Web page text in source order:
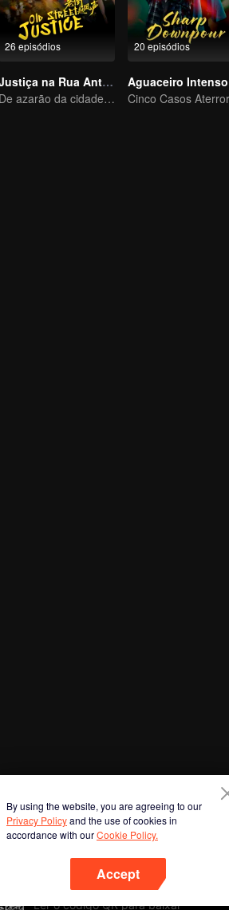
26 episódios
Justiça na Rua Antiga
De azarão da cidade natal a herói
20 episódios
Aguaceiro Intenso
By using the website, you are agreeing to our
Privacy Policyand the use of cookies in
accordance with ourCookie Policy.
Accept
Ler o código QR para baixar